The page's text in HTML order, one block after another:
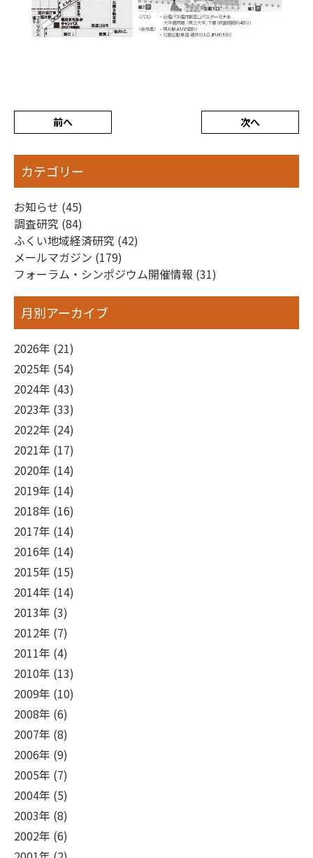
前へ 次へ
カテゴリー
お知らせ (45)
調査研究 (84)
ふくい地域経済研究 (42)
メールマガジン (179)
フォーラム・シンポジウム開催情報 (31)
月別アーカイブ
2026年 (21)
2025年 (54)
2024年 (43)
2023年 (33)
2022年 (24)
2021年 (17)
2020年 (14)
2019年 (14)
2018年 (16)
2017年 (14)
2016年 (14)
2015年 (15)
2014年 (14)
2013年 (3)
2012年 (7)
2011年 (4)
2010年 (13)
2009年 (10)
2008年 (6)
2007年 (8)
2006年 (9)
2005年 (7)
2004年 (5)
2003年 (8)
2002年 (6)